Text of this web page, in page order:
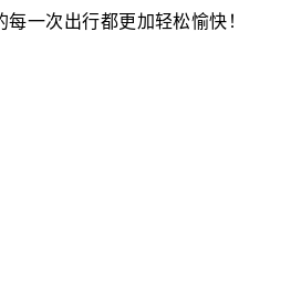
每一次出行都更加轻松愉快！